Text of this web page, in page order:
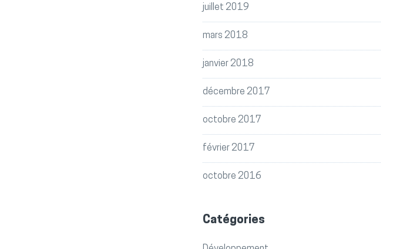
juillet 2019
mars 2018
janvier 2018
décembre 2017
octobre 2017
février 2017
octobre 2016
Catégories